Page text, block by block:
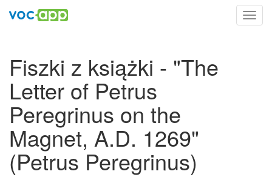
Fiszki z książki - "The
Letter of Petrus
Peregrinus on the
Magnet, A.D. 1269"
(Petrus Peregrinus)